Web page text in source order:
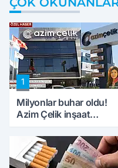
1
Milyonlar buhar oldu!
Azim Çelik inşaat
konuştu